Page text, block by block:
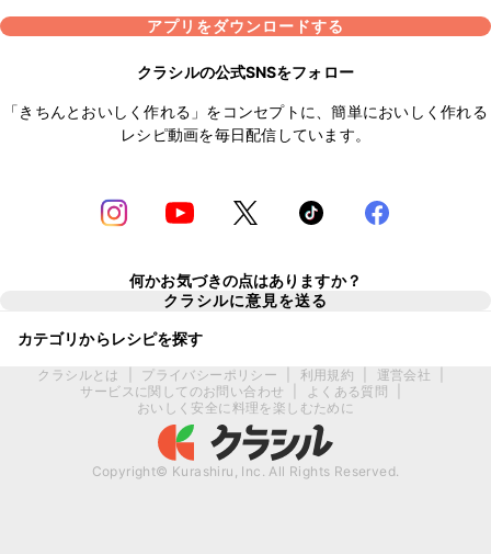
アプリをダウンロードする
クラシルの公式SNSをフォロー
「きちんとおいしく作れる」をコンセプトに、簡単においしく作れる
レシピ動画を毎日配信しています。
何かお気づきの点はありますか？
クラシルに意見を送る
カテゴリからレシピを探す
クラシルとは プライバシーポリシー 利用規約 運営会社
サービスに関してのお問い合わせ
よくある質問
おいしく安全に料理を楽しむために
Copyright© Kurashiru, Inc. All Rights Reserved.